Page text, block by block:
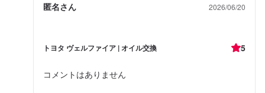
匿名さん 2026/06/20
トヨタ ヴェルファイア | オイル交換 5
コメントはありません